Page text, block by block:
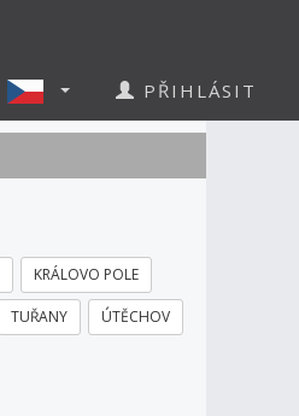
PŘIHLÁSIT
KRÁLOVO POLE
TUŘANY ÚTĚCHOV